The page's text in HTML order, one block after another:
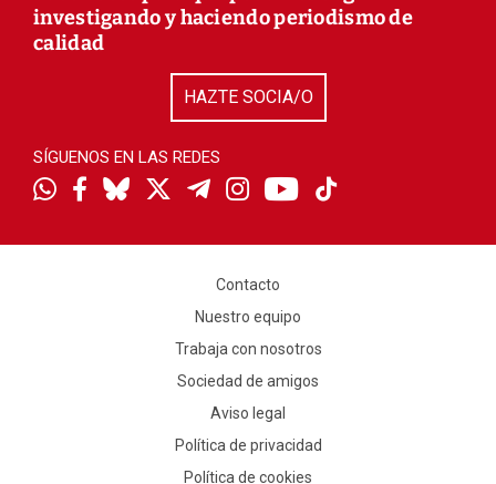
investigando y haciendo periodismo de
calidad
HAZTE SOCIA/O
SÍGUENOS EN LAS REDES
Contacto
Nuestro equipo
Trabaja con nosotros
Sociedad de amigos
Aviso legal
Política de privacidad
Política de cookies